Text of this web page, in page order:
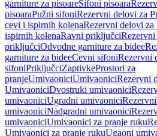
garniture za pisoareSifoni pisoara
pisoaraPužni sifoniRezervni delovi za
cevi i ispirnih kolenaRezervni delovi
ispirnih kolenaRavni priključci
priključciOdvodne garniture za bidee
garniture za bideeCevni sifoniRezervni
sifoniPriključciZaptivkeProstori za
pranjeUmivaoniciUmivaoniciRezervni
UmivaoniciDvostruki umivaonici
umivaoniciUgradni umivaonici
umivaoniciNadgradni umivaonici
umivaoniciUmivaonici za pranje ruku
Umivaonici za pranje rukuUgaoni